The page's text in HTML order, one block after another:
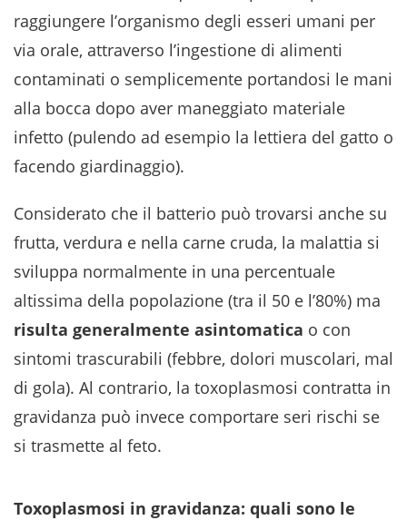
raggiungere l’organismo degli esseri umani per
via orale, attraverso l’ingestione di alimenti
contaminati o semplicemente portandosi le mani
alla bocca dopo aver maneggiato materiale
infetto (pulendo ad esempio la lettiera del gatto o
facendo giardinaggio).
Considerato che il batterio può trovarsi anche su
frutta, verdura e nella carne cruda, la malattia si
sviluppa normalmente in una percentuale
altissima della popolazione (tra il 50 e l’80%) ma
risulta generalmente asintomatica o con
sintomi trascurabili (febbre, dolori muscolari, mal
di gola). Al contrario, la toxoplasmosi contratta in
gravidanza può invece comportare seri rischi se
si trasmette al feto.
Toxoplasmosi in gravidanza: quali sono le